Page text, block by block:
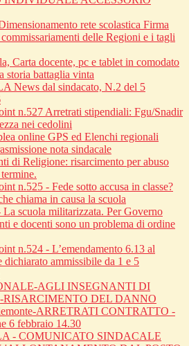
rete scolastica Firma
delle Regioni e i tagli
Carta docente, pc e tablet in comodato
storia battaglia vinta
News dal sindacato, N.2 del 5
n.527 Arretrati stipendiali: Fgu/Snadir
nei cedolini
online GPS ed Elenchi regionali
nota sindacale
di Religione: risarcimento per abuso
n.525 - Fede sotto accusa in classe?
chiama in causa la scuola
scuola militarizzata. Per Governo
e docenti sono un problema di ordine
n.524 - L’emendamento 6.13 al
ammissibile da 1 e 5
AGLI INSEGNANTI DI
RISARCIMENTO DEL DANNO
ARRETRATI CONTRATTO -
6 febbraio 14.30
- COMUNICATO SINDACALE